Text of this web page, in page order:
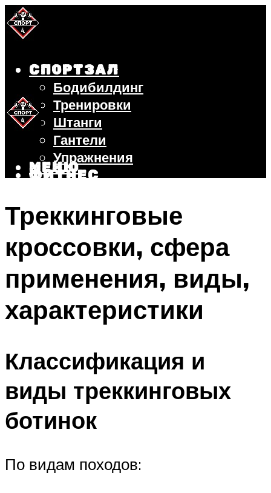
СПОРТЗАЛ
Бодибилдинг
Тренировки
Штанги
Гантели
Упражнения
ФИТНЕС
ВЕЛОСИПЕД
ПОХУДЕНИЕ
МЕНЮ
Треккинговые
кроссовки, сфера
применения, виды,
характеристики
Классификация и
виды треккинговых
ботинок
По видам походов: